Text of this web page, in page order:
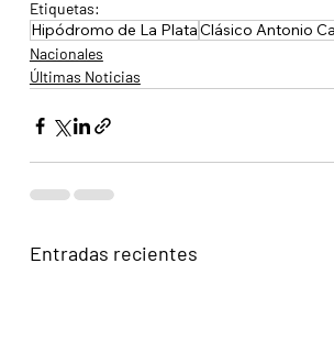
Etiquetas:
Hipódromo de La PlataClásico Antonio
Nacionales
Últimas Noticias
Entradas recientes